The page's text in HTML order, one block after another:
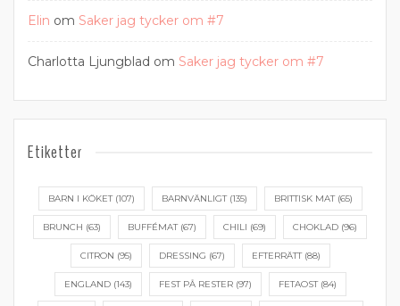
Elin om Saker jag tycker om #7
Charlotta Ljungblad om Saker jag tycker om #7
Etiketter
BARN I KÖKET(107) BARNVÄNLIGT(135) BRITTISK MAT(65)
BRUNCH (63) BUFFÉMAT(67) CHILI (69) CHOKLAD (96)
CITRON (95) DRESSING (67) EFTERRÄTT(88)
ENGLAND(143) FEST PÅ RESTER(97) FETAOST(84)